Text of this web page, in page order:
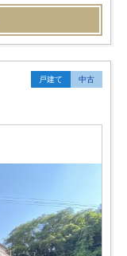
戸建て 中古